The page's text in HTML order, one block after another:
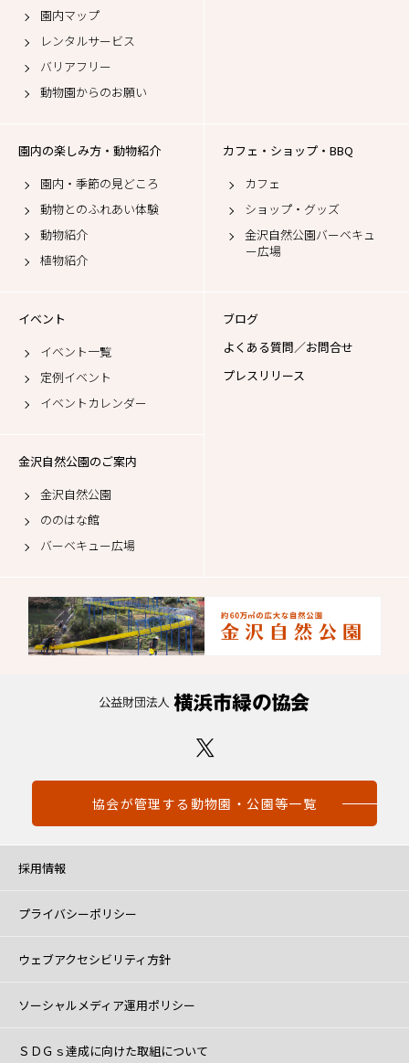
園内マップ
レンタルサービス
バリアフリー
動物園からのお願い
園内の楽しみ方・動物紹介
園内・季節の見どころ
動物とのふれあい体験
動物紹介
植物紹介
カフェ・ショップ・BBQ
カフェ
ショップ・グッズ
金沢自然公園バーベキュ
ー広場
イベント
イベント一覧
定例イベント
イベントカレンダー
ブログ
よくある質問／お問合せ
プレスリリース
金沢自然公園のご案内
金沢自然公園
ののはな館
バーベキュー広場
協会が管理する動物園・公園等一覧
採用情報
プライバシーポリシー
ウェブアクセシビリティ方針
ソーシャルメディア運用ポリシー
ＳＤＧｓ達成に向けた取組について